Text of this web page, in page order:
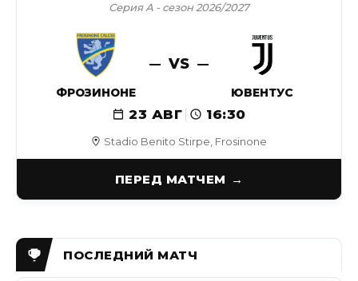
Stadio Benito Stirpe, Frosinone
Серия А - сезон 2026/2027
ФРОЗИНОНЕ
VS
ЮВЕНТУС
23 АВГ 16:30
ПЕРЕД МАТЧЕМ